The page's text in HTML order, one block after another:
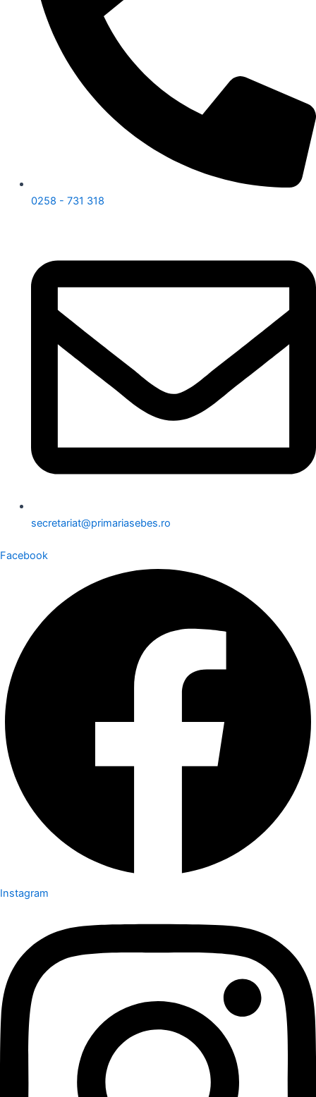
0258 - 731 318
secretariat@primariasebes.ro
Facebook
Instagram